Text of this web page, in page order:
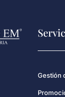
Gestión